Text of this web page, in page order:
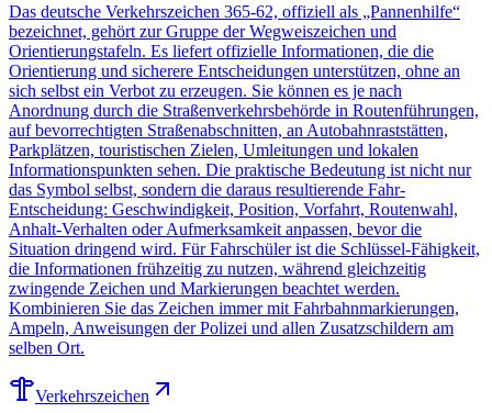
Das deutsche Verkehrszeichen 365-62, offiziell als „Pannenhilfe“
bezeichnet, gehört zur Gruppe der Wegweiszeichen und
Orientierungstafeln. Es liefert offizielle Informationen, die die
Orientierung und sicherere Entscheidungen unterstützen, ohne an
sich selbst ein Verbot zu erzeugen. Sie können es je nach
Anordnung durch die Straßenverkehrsbehörde in Routenführungen,
auf bevorrechtigten Straßenabschnitten, an Autobahnraststätten,
Parkplätzen, touristischen Zielen, Umleitungen und lokalen
Informationspunkten sehen. Die praktische Bedeutung ist nicht nur
das Symbol selbst, sondern die daraus resultierende Fahr-
Entscheidung: Geschwindigkeit, Position, Vorfahrt, Routenwahl,
Anhalt-Verhalten oder Aufmerksamkeit anpassen, bevor die
Situation dringend wird. Für Fahrschüler ist die Schlüssel-Fähigkeit,
die Informationen frühzeitig zu nutzen, während gleichzeitig
zwingende Zeichen und Markierungen beachtet werden.
Kombinieren Sie das Zeichen immer mit Fahrbahnmarkierungen,
Ampeln, Anweisungen der Polizei und allen Zusatzschildern am
selben Ort.
Verkehrszeichen